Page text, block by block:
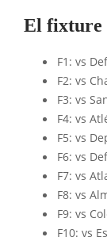
El fixture
F1: vs
F2: vs
F3: vs
F4: vs
F5: vs
F6: vs
F7: vs
F8: vs
F9: vs
F10: vs